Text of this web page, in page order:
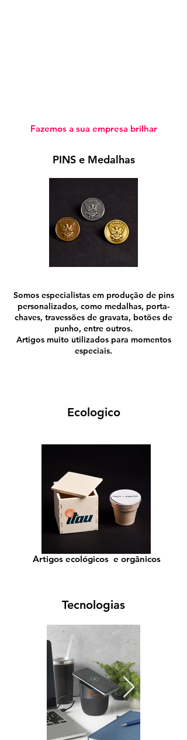
Fazemos a sua empresa brilhar
PINS e Medalhas
Somos especialistas em produção de pins
personalizados, como medalhas, porta-
chaves, travessões de gravata, botões de
punho, entre outros.
Artigos muito utilizados para momentos
especiais.
Ecologico
Artigos ecológicos e orgânicos
Tecnologias